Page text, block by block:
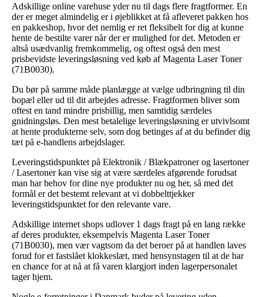
Adskillige online varehuse yder nu til dags flere fragtformer. En
der er meget almindelig er i øjeblikket at få afleveret pakken hos
en pakkeshop, hvor det nemlig er ret fleksibelt for dig at kunne
hente de bestilte varer når der er mulighed for det. Metoden er
altså usædvanlig fremkommelig, og oftest også den mest
prisbevidste leveringsløsning ved køb af Magenta Laser Toner
(71B0030).
Du bør på samme måde planlægge at vælge udbringning til din
bopæl eller ud til dit arbejdes adresse. Fragtformen bliver som
oftest en tand mindre prisbillig, men samtidig særdeles
gnidningsløs. Den mest betalelige leveringsløsning er utvivlsomt
at hente produkterne selv, som dog betinges af at du befinder dig
tæt på e-handlens arbejdslager.
Leveringstidspunktet på Elektronik / Blækpatroner og lasertoner
/ Lasertoner kan vise sig at være særdeles afgørende forudsat
man har behov for dine nye produkter nu og her, så med det
formål er det bestemt relevant at vi dobbelttjekker
leveringstidspunktet for den relevante vare.
Adskillige internet shops udlover 1 dags fragt på en lang række
af deres produkter, eksempelvis Magenta Laser Toner
(71B0030), men vær vagtsom da det beroer på at handlen laves
forud for et fastslået klokkeslæt, med hensynstagen til at de har
en chance for at nå at få varen klargjort inden lagerpersonalet
tager hjem.